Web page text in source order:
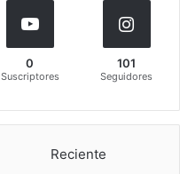
0
Suscriptores
101
Seguidores
Reciente